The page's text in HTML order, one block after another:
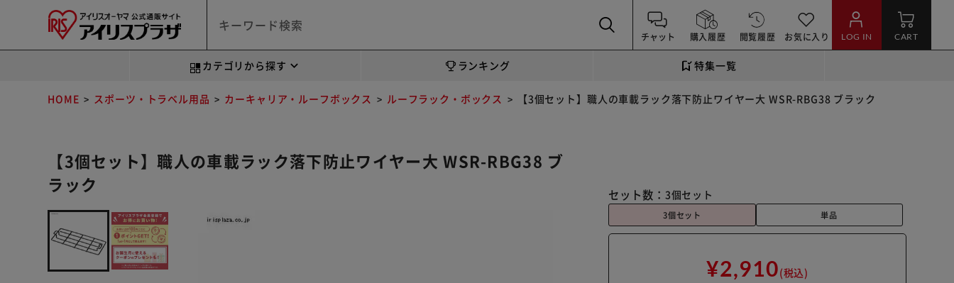
チャット 購入履歴 閲覧履歴 お気に入り LOG IN CART
カテゴリから探す ランキング 特集一覧
HOME スポーツ・トラベル用品 カーキャリア・ルーフボックス ルーフラック・ボックス 【3個セット】職人の車載ラック落下防止ワイヤー大 WSR-RBG38 ブラック
【3個セット】職人の車載ラック落下防止ワイヤー大 WSR-RBG38 ブ
ラック
セット数： 3個セット
3個セット 単品
¥2,910(税込)